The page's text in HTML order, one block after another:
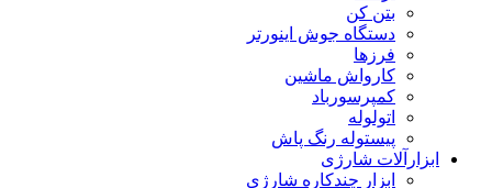
بتن کن
دستگاه جوش اینورتر
فرزها
کارواش ماشین
کمپرسورباد
اتولوله
پیستوله رنگ پاش
ابزارآلات شارژی
ابزار چندکاره شارژی